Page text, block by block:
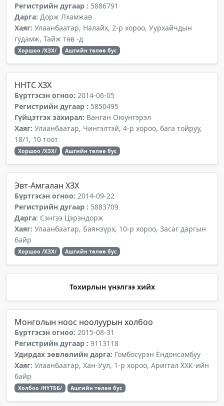
Регистрийн дугаар : 5886791
Дарга: Дорж Лхамжав
Хаяг: Улаанбаатар, Налайх, 2-р хороо, Уурхайчдын
гудамж, Тайж төв -д
Хоршоо /ХЗХ/ Ашгийн төлөө бус
ННТС ХЗХ
Бүртгэсэн огноо: 2014-06-05
Регистрийн дугаар : 5850495
Гүйцэтгэх захирал: Ванган Оюунгэрэл
Хаяг: Улаанбаатар, Чингэлтэй, 4-р хороо, бага тойруу,
18/1, 10 тоот
Хоршоо /ХЗХ/ Ашгийн төлөө бус
Эвт-Амгалан ХЗХ
Бүртгэсэн огноо: 2014-09-22
Регистрийн дугаар : 5883709
Дарга: Сэнгээ Цэрэндорж
Хаяг: Улаанбаатар, Баянзүрх, 10-р хороо, Засаг даргын
байр
Хоршоо /ХЗХ/ Ашгийн төлөө бус
Тохирлын үнэлгээ хийх
Монголын ноос ноолуурын холбоо
Бүртгэсэн огноо: 2015-08-31
Регистрийн дугаар : 9113118
Удирдах зөвлөлийн дарга: Гомбосүрэн Ёндонсамбуу
Хаяг: Улаанбаатар, Хан-Уул, 1-р хороо, Ариггал ХХК-ийн
байр
Холбоо /НҮТББ/ Ашгийн төлөө бус